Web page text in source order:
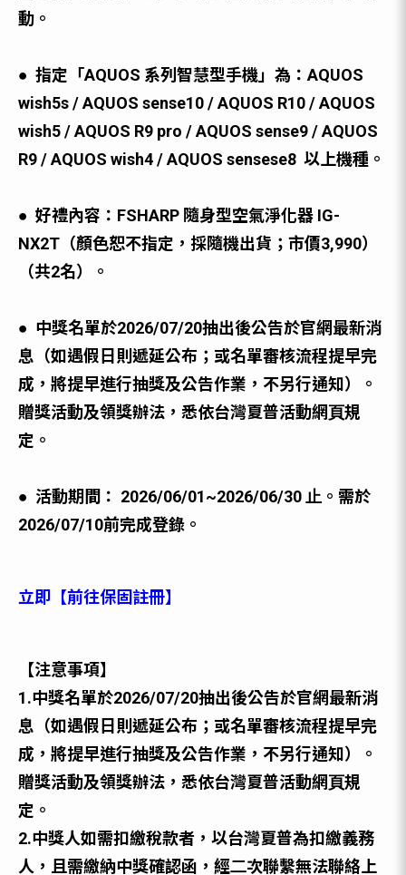
動。
● 指定「AQUOS 系列智慧型⼿機」為：AQUOS
wish5s/AQUOS sense10/AQUOS R10/AQUOS
wish5 / AQUOS R9 pro / AQUOS sense9 / AQUOS
R9 / AQUOS wish4 / AQUOS sensese8 以上機種。
● 好禮內容： FSHARP 隨身型空氣淨化器 IG-
NX2T（顏色恕不指定，採隨機出貨；市價3,990）
（共2名）。
● 中獎名單於2026/07/20抽出後公告於官網最新消
息（如遇假日則遞延公布；或名單審核流程提早完
成，將提早進行抽獎及公告作業，不另行通知）。
贈獎活動及領獎辦法，悉依台灣夏普活動網⾴規
定。
● 活動期間： 2026/06/01~2026/06/30 ⽌。需於
2026/07/10前完成登錄。
立即【前往保固註冊】
【注意事項】
1.中獎名單於2026/07/20抽出後公告於官網最新消
息（如遇假日則遞延公布；或名單審核流程提早完
成，將提早進行抽獎及公告作業，不另行通知）。
贈獎活動及領獎辦法，悉依台灣夏普活動網⾴規
定。
2.中獎⼈如需扣繳稅款者，以台灣夏普為扣繳義務
⼈，且需繳納中獎確認函，經⼆次聯繫無法聯絡上